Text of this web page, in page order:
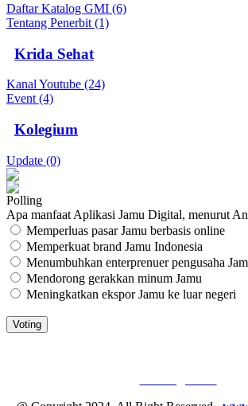
Daftar Katalog GMI (6)
Tentang Penerbit (1)
Krida Sehat
Kanal Youtube (24)
Event (4)
Kolegium
Update (0)
Polling
Apa manfaat Aplikasi Jamu Digital, menurut
Memperluas pasar Jamu berbasis online
Memperkuat brand Jamu Indonesia
Menumbuhkan enterprenuer pengusaha
Mendorong gerakkan minum Jamu
Meningkatkan ekspor Jamu ke luar negeri